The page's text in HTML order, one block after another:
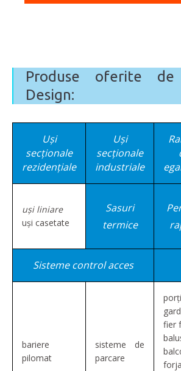
Produse oferite
Design:
Uși
secționale
rezidențiale
Uși
secționale
industriale
uși liniare
uși casetate
Sasuri
termice
Sisteme control acces
bariere
pilomat
sisteme de
parcare
fier